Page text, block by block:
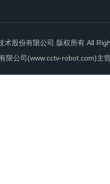
术股份有限公司 版权所有 All
限公司(www.cctv-robot.com)主